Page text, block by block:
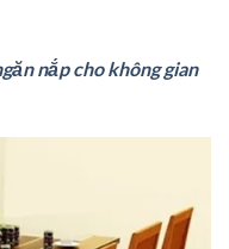
nắp cho không gian